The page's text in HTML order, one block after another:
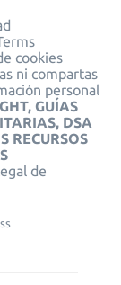
cookies
ni compartas
personal
GUÍAS
DSA
RECURSOS
de